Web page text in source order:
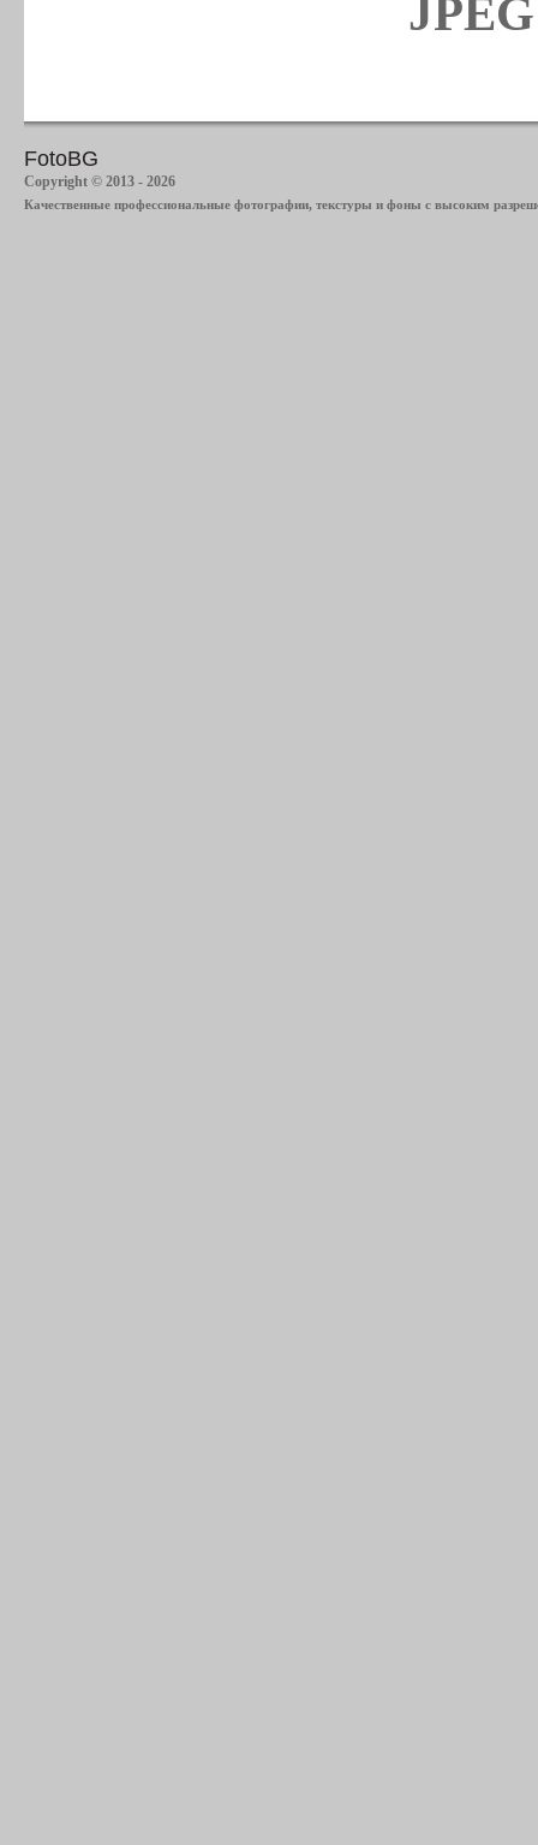
FotoBG
Copyright © 2013 - 2026
Качественные профессиональные фотографии, текстуры и фоны с высоким